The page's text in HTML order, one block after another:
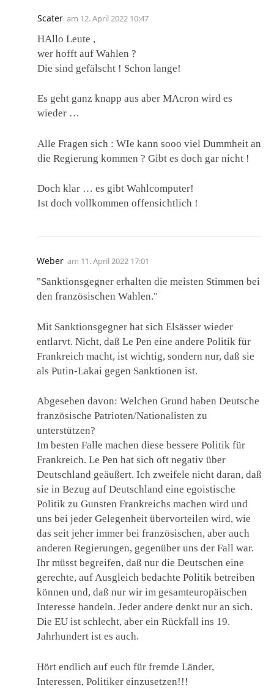
Scater am 12. April 2022 10:47
HAllo Leute ,
wer hofft auf Wahlen ?
Die sind gefälscht ! Schon lange!
Es geht ganz knapp aus aber MAcron wird es
wieder …
Alle Fragen sich : WIe kann sooo viel Dummheit an
die Regierung kommen ? Gibt es doch gar nicht !
Doch klar … es gibt Wahlcomputer!
Ist doch vollkommen offensichtlich !
Weber am 11. April 2022 17:01
"Sanktionsgegner erhalten die meisten Stimmen bei
den französischen Wahlen."
Mit Sanktionsgegner hat sich Elsässer wieder
entlarvt. Nicht, daß Le Pen eine andere Politik für
Frankreich macht, ist wichtig, sondern nur, daß sie
als Putin-Lakai gegen Sanktionen ist.
Abgesehen davon: Welchen Grund haben Deutsche
französische Patrioten/Nationalisten zu
unterstützen?
Im besten Falle machen diese bessere Politik für
Frankreich. Le Pen hat sich oft negativ über
Deutschland geäußert. Ich zweifele nicht daran, daß
sie in Bezug auf Deutschland eine egoistische
Politik zu Gunsten Frankreichs machen wird und
uns bei jeder Gelegenheit übervorteilen wird, wie
das seit jeher immer bei französischen, aber auch
anderen Regierungen, gegenüber uns der Fall war.
Ihr müsst begreifen, daß nur die Deutschen eine
gerechte, auf Ausgleich bedachte Politik betreiben
können und, daß nur wir im gesamteuropäischen
Interesse handeln. Jeder andere denkt nur an sich.
Die EU ist schlecht, aber ein Rückfall ins 19.
Jahrhundert ist es auch.
Hört endlich auf euch für fremde Länder,
Interessen, Politiker einzusetzen!!!